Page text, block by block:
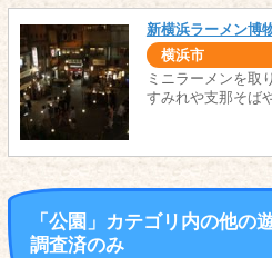
新横浜ラーメン博
横浜市
ミニラーメンを取
すみれや支那そば
「公園」カテゴリ内の他
調査済のみ